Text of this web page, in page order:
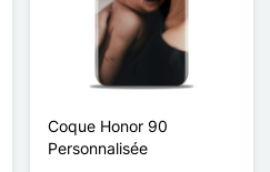
Coque Honor 90
Personnalisée